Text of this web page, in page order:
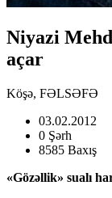
Niyazi
açar
Köşə, FƏLSƏFƏ
03.02.2012
0 Şərh
8585 Baxış
«Gözəllik» sualı